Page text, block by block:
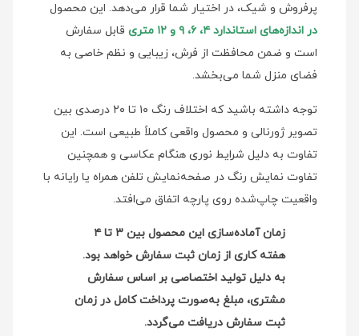
پرفروش و شیک، در اختیار شما قرار می‌دهد. این محصول
در اندازه‌های استاندارد ۴، ۶، ۹ و ۱۲ متری
قابل سفارش
است و ضمن محافظت از فرش، زیبایی و نظم خاصی به
فضای منزل شما می‌بخشد.
توجه داشته باشید که اختلاف رنگ ۱۰ تا ۲۰ درصدی بین
تصویر ژورنالی و محصول واقعی کاملاً طبیعی است. این
تفاوت به دلیل شرایط نوری هنگام عکاسی و همچنین
تفاوت نمایش رنگ در صفحه‌نمایش‌ تلفن همراه یا رایانه با
واقعیت چاپ‌شده روی پارچه اتفاق می‌افتد.
زمان آماده‌سازی این محصول بین ۳ تا ۴
هفته کاری از زمان ثبت سفارش خواهد بود.
به دلیل تولید اختصاصی بر اساس سفارش
مشتری، مبلغ به‌صورت پرداخت کامل در زمان
ثبت سفارش دریافت می‌گردد.